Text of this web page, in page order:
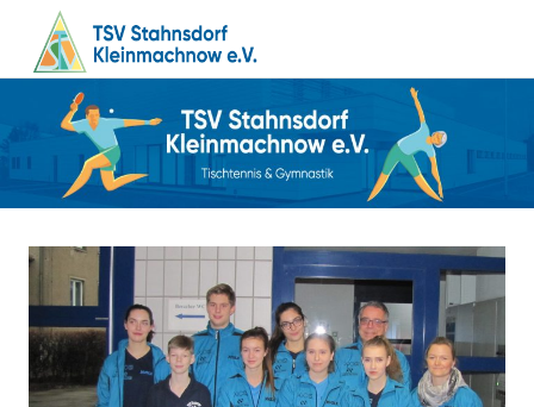
springen
TSV
Stahnsdorf
/
Kleinmachnow
e.V.
Tischtennis
Gymnastik